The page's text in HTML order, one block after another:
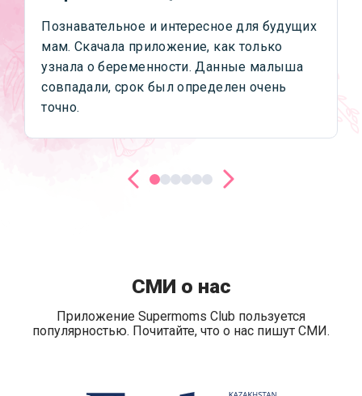
Познавательное и интересное для будущих
мам. Скачала приложение, как только
узнала о беременности. Данные малыша
совпадали, срок был определен очень
точно.
СМИ о нас
Приложение Supermoms Club пользуется
популярностью. Почитайте, что о нас пишут СМИ.